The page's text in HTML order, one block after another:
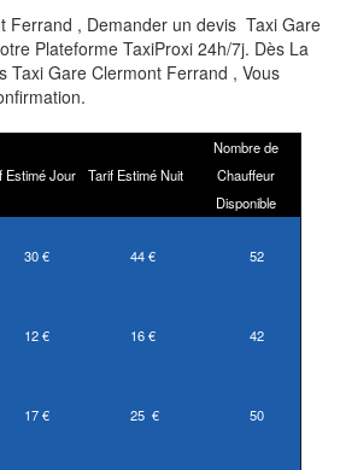
Ferrand , Demander un devis Taxi Gare
Plateforme TaxiProxi 24h/7j. Dès La
Taxi Gare Clermont Ferrand , Vous
Estimé Jour Tarif Estimé Nuit
Nombre de
Chauffeur
Disponible
30 € 44 € 52
12 € 16 € 42
17 € 25 € 50